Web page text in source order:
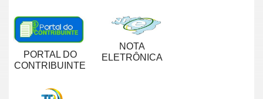
PORTAL DO
CONTRIBUINTE
NOTA
ELETRÔNICA